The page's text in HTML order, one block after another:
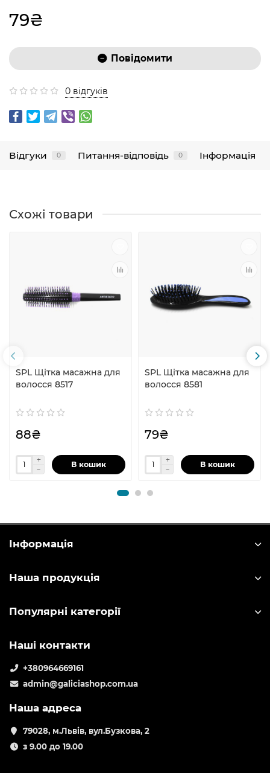
79₴
Повідомити
0 відгуків
Відгуки 0 Питання-відповідь 0 Інформація
Схожі товари
SPL Щітка масажна для
волосся 8517
88₴
В кошик
SPL Щітка масажна для
волосся 8581
79₴
В кошик
Інформація
Наша продукція
Популярні категорії
Наші контакти
+380964669161
admin@galiciashop.com.ua
Наша адреса
79028, м.Львів, вул.Бузкова, 2
з 9.00 до 19.00